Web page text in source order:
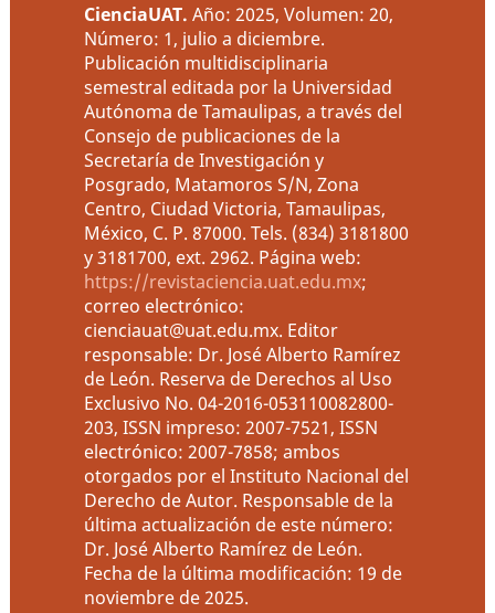
CienciaUAT. Año: 2025, Volumen: 20,
Número: 1, julio a diciembre.
Publicación multidisciplinaria
semestral editada por la Universidad
Autónoma de Tamaulipas, a través del
Consejo de publicaciones de la
Secretaría de Investigación y
Posgrado, Matamoros S/N, Zona
Centro, Ciudad Victoria, Tamaulipas,
México, C. P. 87000. Tels. (834) 3181800
y 3181700, ext. 2962. Página web:
https://revistaciencia.uat.edu.mx;
correo electrónico:
cienciauat@uat.edu.mx. Editor
responsable: Dr. José Alberto Ramírez
de León. Reserva de Derechos al Uso
Exclusivo No. 04-2016-053110082800-
203, ISSN impreso: 2007-7521, ISSN
electrónico: 2007-7858; ambos
otorgados por el Instituto Nacional del
Derecho de Autor. Responsable de la
última actualización de este número:
Dr. José Alberto Ramírez de León.
Fecha de la última modificación: 19 de
noviembre de 2025.